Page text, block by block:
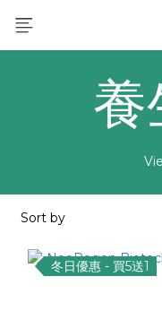
養
Sort by
冬日優惠 - 買5送1